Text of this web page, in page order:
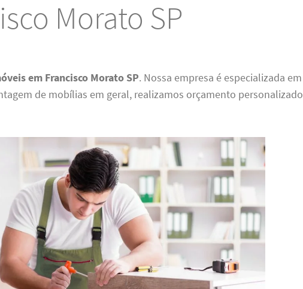
Morato SP
em Francisco Morato SP. Nossa empresa é especializada em
de mobílias em geral, realizamos orçamento personalizado